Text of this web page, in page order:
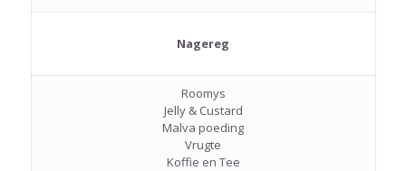
Nagereg
Roomys
Jelly & Custard
Malva poeding
Vrugte
Koffie en Tee